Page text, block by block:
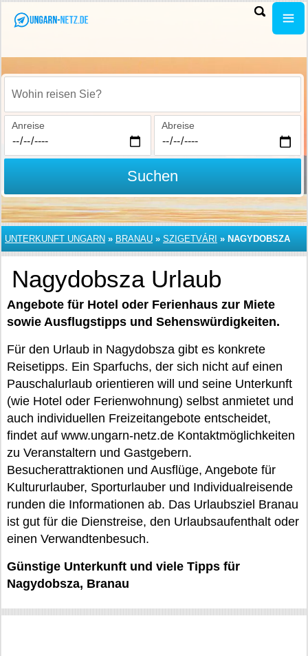
Wohin reisen Sie?
Anreise Abreise
Suchen
UNTERKUNFT UNGARN » BRANAU » SZIGETVÁRI » NAGYDOBSZA
Nagydobsza Urlaub
Angebote für Hotel oder Ferienhaus zur Miete
sowie Ausflugstipps und Sehenswürdigkeiten.
Für den Urlaub in Nagydobsza gibt es konkrete
Reisetipps. Ein Sparfuchs, der sich nicht auf einen
Pauschalurlaub orientieren will und seine Unterkunft
(wie Hotel oder Ferienwohnung) selbst anmietet und
auch individuellen Freizeitangebote entscheidet,
findet auf www.ungarn-netz.de Kontaktmöglichkeiten
zu Veranstaltern und Gastgebern.
Besucherattraktionen und Ausflüge, Angebote für
Kultururlauber, Sporturlauber und Individualreisende
runden die Informationen ab. Das Urlaubsziel Branau
ist gut für die Dienstreise, den Urlaubsaufenthalt oder
einen Verwandtenbesuch.
Günstige Unterkunft und viele Tipps für
Nagydobsza, Branau